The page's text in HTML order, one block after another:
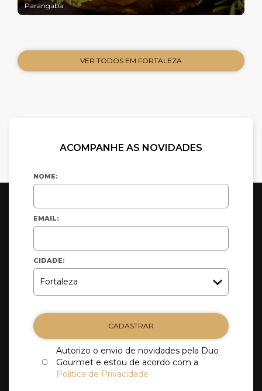
Parangaba
VER TODOS EM FORTALEZA
ACOMPANHE AS NOVIDADES
NOME:
EMAIL:
CIDADE:
CADASTRAR
Autorizo o envio de novidades pela Duo
Gourmet e estou de acordo com a
Política de Privacidade